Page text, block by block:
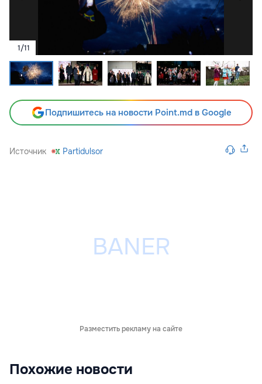
1/11
Подпишитесь на новости Point.md в Google
Источник Partidulsor
Разместить рекламу на сайте
Похожие новости